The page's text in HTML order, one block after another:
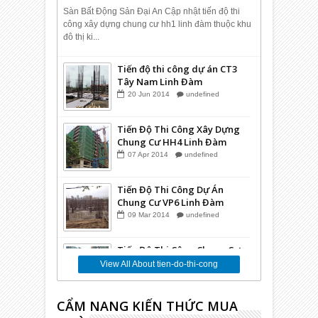
2014.
Sàn Bất Động Sản Đại An Cập nhật tiến độ thi
công xây dựng chung cư hh1 linh đàm thuộc khu
đô thị ki...
Tiến độ thi công dự án CT3
Tây Nam Linh Đàm
20 Jun 2014 undefined
Tiến Độ Thi Công Xây Dựng
Chung Cư HH4 Linh Đàm
07 Apr 2014 undefined
Tiến Độ Thi Công Dự Án
Chung Cư VP6 Linh Đàm
09 Mar 2014 undefined
Tiến Độ Thi Công Chung Cư
Kim Văn Kim Lũ CT12C
09 Nov 2013 undefined
Tiến Độ Thi Công Chung Cư
View All About tien-do-thi-cong
CẨM NANG KIẾN THỨC MUA